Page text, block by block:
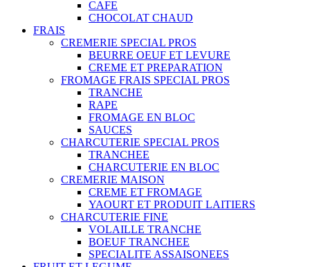
CAFE
CHOCOLAT CHAUD
FRAIS
CREMERIE SPECIAL PROS
BEURRE OEUF ET LEVURE
CREME ET PREPARATION
FROMAGE FRAIS SPECIAL PROS
TRANCHE
RAPE
FROMAGE EN BLOC
SAUCES
CHARCUTERIE SPECIAL PROS
TRANCHEE
CHARCUTERIE EN BLOC
CREMERIE MAISON
CREME ET FROMAGE
YAOURT ET PRODUIT LAITIERS
CHARCUTERIE FINE
VOLAILLE TRANCHE
BOEUF TRANCHEE
SPECIALITE ASSAISONEES